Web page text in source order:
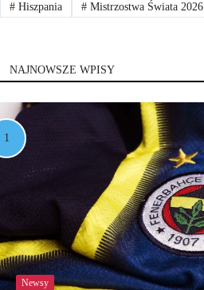
#Hiszpania #Mistrzostwa Świata 2026
NAJNOWSZE WPISY
Newsy